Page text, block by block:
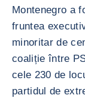
Montenegro a
fruntea
minoritar de
coaliție între
cele 230 de
partidul de